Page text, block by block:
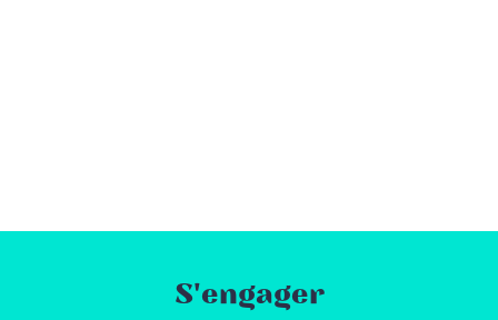
S'engager